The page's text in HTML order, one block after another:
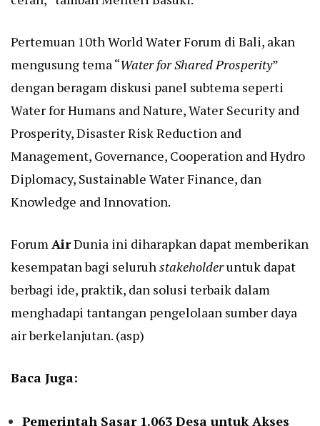
Pertemuan 10th World Water Forum di Bali, akan
mengusung tema “Water for Shared Prosperity”
dengan beragam diskusi panel subtema seperti
Water for Humans and Nature, Water Security and
Prosperity, Disaster Risk Reduction and
Management, Governance, Cooperation and Hydro
Diplomacy, Sustainable Water Finance, dan
Knowledge and Innovation.
ForumAirDunia ini diharapkan dapat memberikan
kesempatan bagi seluruhstakeholderuntuk dapat
berbagi ide, praktik, dan solusi terbaik dalam
menghadapi tantangan pengelolaan sumber daya
air berkelanjutan. (asp)
Baca Juga:
Pemerintah Sasar 1.063 Desa untuk Akses